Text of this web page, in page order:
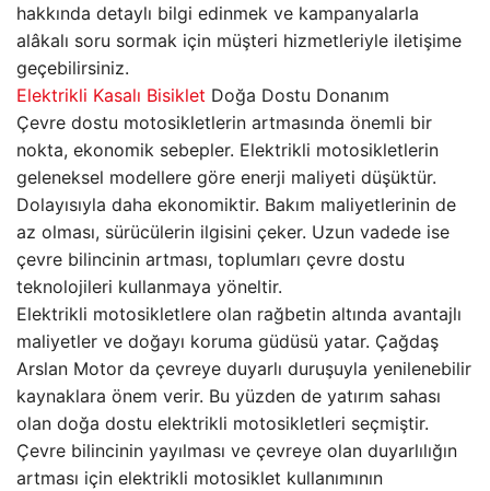
hakkında detaylı bilgi edinmek ve kampanyalarla
alâkalı soru sormak için müşteri hizmetleriyle iletişime
geçebilirsiniz.
Elektrikli Kasalı Bisiklet Doğa Dostu Donanım
Çevre dostu motosikletlerin artmasında önemli bir
nokta, ekonomik sebepler. Elektrikli motosikletlerin
geleneksel modellere göre enerji maliyeti düşüktür.
Dolayısıyla daha ekonomiktir. Bakım maliyetlerinin de
az olması, sürücülerin ilgisini çeker. Uzun vadede ise
çevre bilincinin artması, toplumları çevre dostu
teknolojileri kullanmaya yöneltir.
Elektrikli motosikletlere olan rağbetin altında avantajlı
maliyetler ve doğayı koruma güdüsü yatar. Çağdaş
Arslan Motor da çevreye duyarlı duruşuyla yenilenebilir
kaynaklara önem verir. Bu yüzden de yatırım sahası
olan doğa dostu elektrikli motosikletleri seçmiştir.
Çevre bilincinin yayılması ve çevreye olan duyarlılığın
artması için elektrikli motosiklet kullanımının